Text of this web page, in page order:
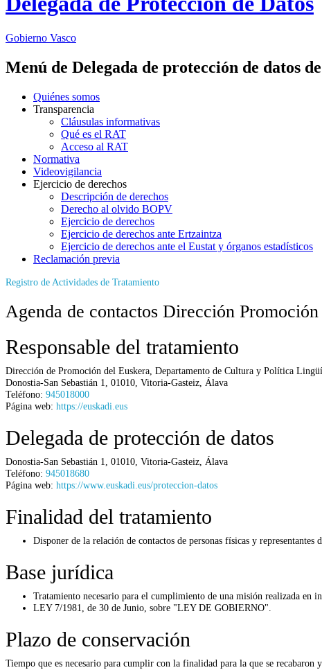
Gobierno Vasco
Menú de Delegada de protección de datos
Quiénes somos
Transparencia
Cláusulas informativas
Qué es el RAT
Acceso al RAT
Normativa
Videovigilancia
Ejercicio de derechos
Descripción de derechos
Derecho al olvido BOPV
Ejercicio de derechos
Ejercicio de derechos ante Ertzaintza
Ejercicio de derechos ante el Eustat y órganos estadísticos
Reclamación previa
Registro de Actividades de Tratamiento
Agenda de contactos Dirección
Responsable del tratamiento
Dirección de Promoción del Euskera, Departamento de Cultura y Política
Donostia-San Sebastián 1
01010 Vitoria-Gasteiz Álava
Teléfono: 945018000
Página web: https://euskadi.eus
Delegada de protección de datos
Donostia-San Sebastián 1 01010 Vitoria-Gasteiz Álava
Teléfono: 945018680
Página web: https://www.euskadi.eus/proteccion-datos
Finalidad del tratamiento
Disponer de la relación de contactos de personas físicas y
Base jurídica
Tratamiento necesario para el cumplimiento de una misión realizada
LEY 7/1981, de 30 de Junio, sobre "LEY DE GOBIERNO".
Plazo de conservación
Tiempo que es necesario para cumplir con la finalidad para la que se